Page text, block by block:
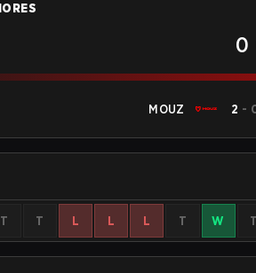
0
MOUZ 2 -
T T L L L T W T